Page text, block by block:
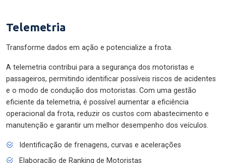
Telemetria
Transforme dados em ação e potencialize a frota.
A telemetria contribui para a segurança dos motoristas e
passageiros, permitindo identificar possíveis riscos de acidentes
e o modo de condução dos motoristas. Com uma gestão
eficiente da telemetria, é possível aumentar a eficiência
operacional da frota, reduzir os custos com abastecimento e
manutenção e garantir um melhor desempenho dos veículos.
Identificação de frenagens, curvas e acelerações
Elaboração de Ranking de Motoristas